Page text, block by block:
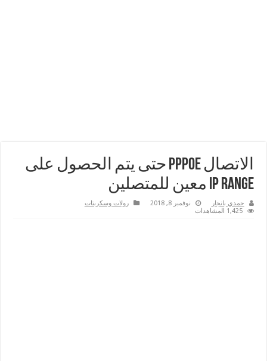
الاتصال PPPoE حتى يتم الحصول على
IP Range معين للمتصلين
حمدي بانجار نوفمبر 8, 2018
رولات وسكربتات
1,425 المشاهدات